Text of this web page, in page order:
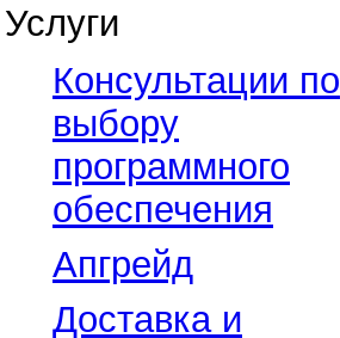
Услуги
Консультации по
выбору
программного
обеспечения
Апгрейд
Доставка и